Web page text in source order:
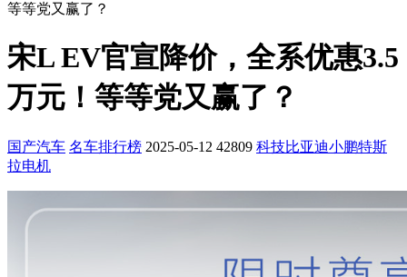
等等党又赢了？
宋L EV官宣降价，全系优惠3.5
万元！等等党又赢了？
国产汽车 名车排行榜 2025-05-12 42809 科技比亚迪小鹏特斯
拉电机